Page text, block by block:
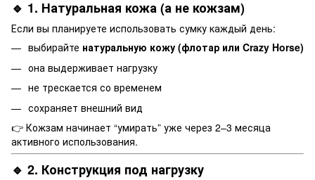
🔹 1. Натуральная кожа (а не кожзам)
Если вы планируете использовать сумку каждый день:
выбирайте натуральную кожу (флотар или Crazy Horse)
она выдерживает нагрузку
не трескается со временем
сохраняет внешний вид
👉 Кожзам начинает “умирать” уже через 2–3 месяца
активного использования.
🔹 2. Конструкция под нагрузку